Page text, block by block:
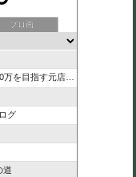
ブロ画
す元店長のブログ
グ
道